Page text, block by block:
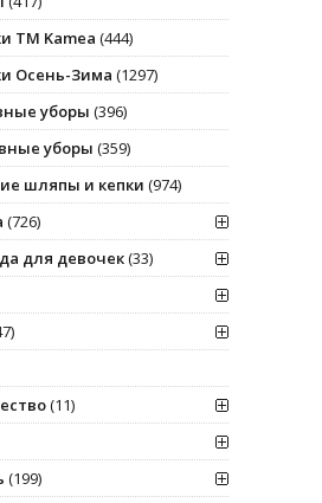
ТМ Kamea (444)
Осень-Зима (1297)
уборы (396)
уборы (359)
шляпы и кепки (974)
(726)
для девочек(33)
(11)
(199)